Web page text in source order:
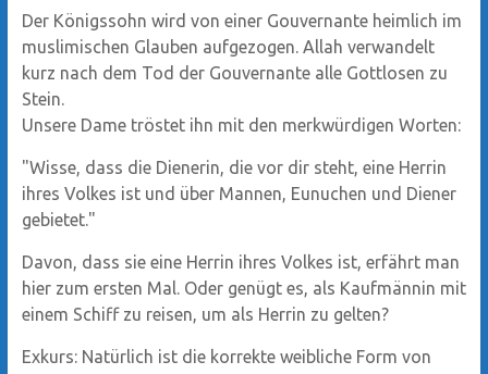
Der Königssohn wird von einer Gouvernante heimlich im
muslimischen Glauben aufgezogen. Allah verwandelt
kurz nach dem Tod der Gouvernante alle Gottlosen zu
Stein.
Unsere Dame tröstet ihn mit den merkwürdigen Worten:
"Wisse, dass die Dienerin, die vor dir steht, eine Herrin
ihres Volkes ist und über Mannen, Eunuchen und Diener
gebietet."
Davon, dass sie eine Herrin ihres Volkes ist, erfährt man
hier zum ersten Mal. Oder genügt es, als Kaufmännin mit
einem Schiff zu reisen, um als Herrin zu gelten?
Exkurs: Natürlich ist die korrekte weibliche Form von